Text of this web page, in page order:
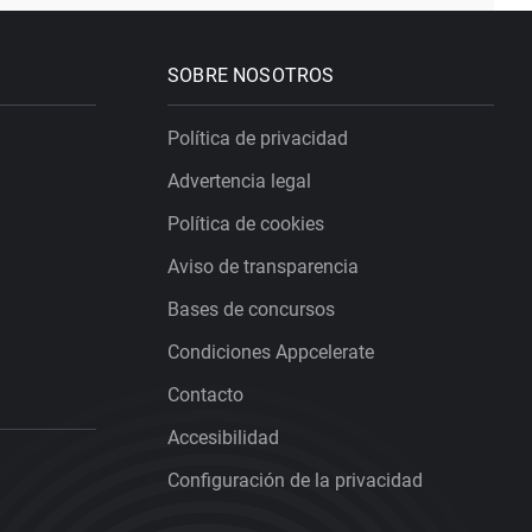
SOBRE NOSOTROS
Política de privacidad
Advertencia legal
Política de cookies
Aviso de transparencia
Bases de concursos
Condiciones Appcelerate
Contacto
Accesibilidad
Configuración de la privacidad